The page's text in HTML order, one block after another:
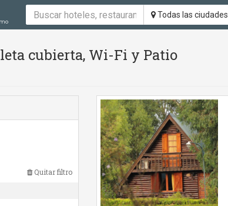
Todas las ciudades
cubierta, Wi-Fi y Patio
Quitar filtro